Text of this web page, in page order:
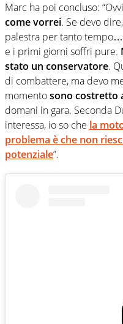
Marc ha poi concluso:
come vorrei. Se devo
palestra per tanto tempo…
e i primi giorni soffri pure.
stato un conservatore.
di combattere, ma devo
momentosono costretto
domani in gara. Seconda
interessa, io so che la
problema è che non
potenziale”.